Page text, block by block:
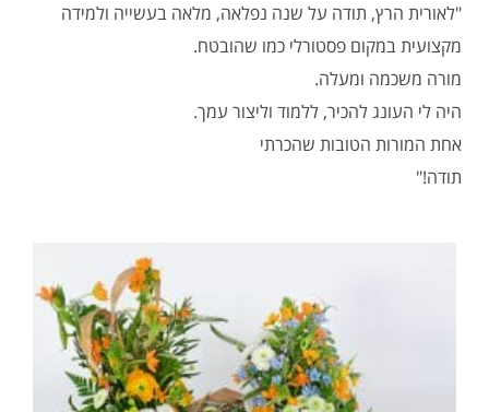
"לאורית הרץ, תודה על שנה נפלאה, מלאה בעשייה ולמידה
מקצועית במקום פסטורלי כמו שהובטח.
מורה משכמה ומעלה.
היה לי העונג להכיר, ללמוד וליצור עמך.
אחת המורות הטובות שהכרתי
תודה!"